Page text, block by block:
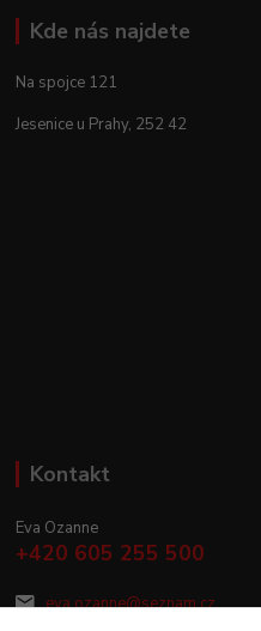
Kde nás najdete
Na spojce 121
Jesenice u Prahy, 252 42
Kontakt
Eva Ozanne
+420 605 255 500
eva.ozanne@seznam.cz